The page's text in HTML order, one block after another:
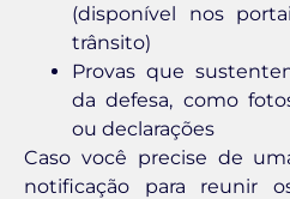
(disponível nos
trânsito)
Provas que
da defesa, como
ou declarações
Caso você precise de
notificação para reunir